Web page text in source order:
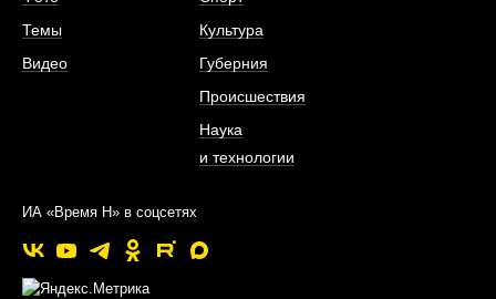
Темы
Видео
Культура
Губерния
Происшествия
Наука
и технологии
ИА «Время Н» в соцсетях